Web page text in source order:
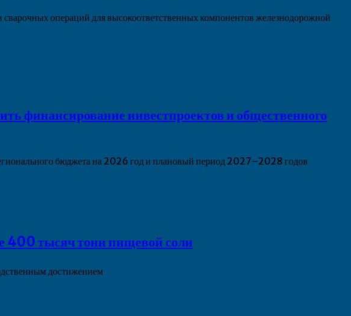
операций для высокоответственных компонентов железнодорожной
финансирование инвестпроектов и общественного
бюджета на 2026 год и плановый период 2027–2028 годов
тысяч тонн пищевой соли
достижением